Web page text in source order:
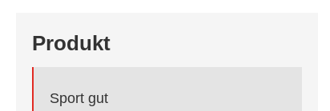
Produkt
Sport gut